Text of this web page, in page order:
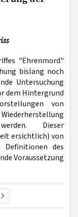
"Ehrenmord"
bislang noch
Untersuchung
dem Hintergrund
von
Dieser
ersichtlich) von
des
Voraussetzung